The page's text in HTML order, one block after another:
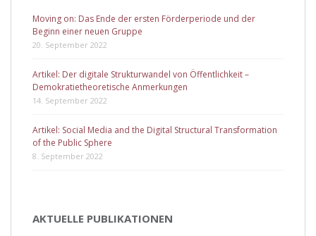
Moving on: Das Ende der ersten Förderperiode und der
Beginn einer neuen Gruppe
20. September 2022
Artikel: Der digitale Strukturwandel von Öffentlichkeit –
Demokratietheoretische Anmerkungen
14. September 2022
Artikel: Social Media and the Digital Structural Transformation
of the Public Sphere
8. September 2022
AKTUELLE PUBLIKATIONEN